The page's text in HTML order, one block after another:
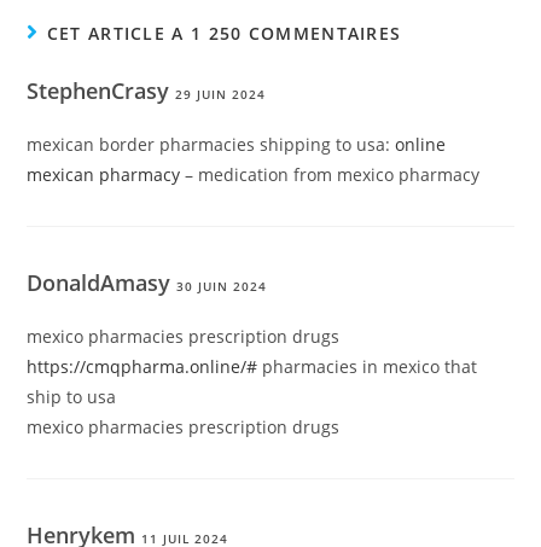
CET ARTICLE A 1 250 COMMENTAIRES
StephenCrasy29 JUIN 2024
mexican border pharmacies shipping to usa:online
mexican pharmacy – medication from mexico pharmacy
DonaldAmasy30 JUIN 2024
mexico pharmacies prescription drugs
https://cmqpharma.online/# pharmacies in mexico that
ship to usa
mexico pharmacies prescription drugs
Henrykem 11 JUIL 2024